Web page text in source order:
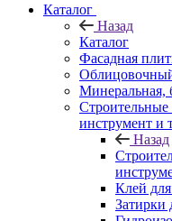
Каталог
Назад
Каталог
Фасадная
Минеральная,
Строительные
инструмент и
Назад
Клей
Затирки